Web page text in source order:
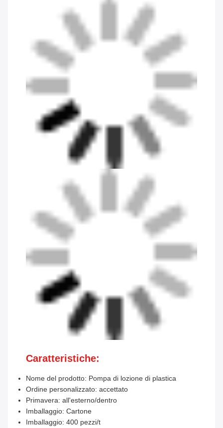
Caratteristiche:
Nome del prodotto: Pompa di lozione di plastica
Ordine personalizzato: accettato
Primavera: all'esterno/dentro
Imballaggio: Cartone
Imballaggio: 400 pezzi/t